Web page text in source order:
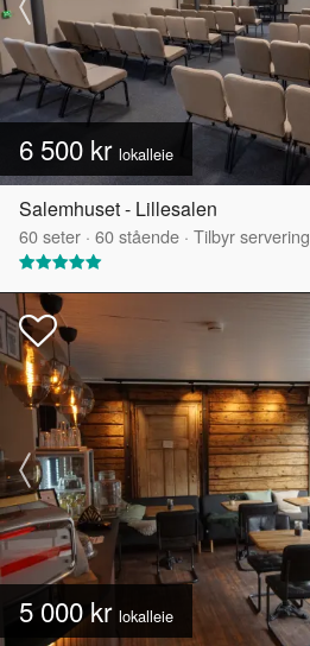
6 500 kr lokalleie
Salemhuset - Lillesalen
60seter · 60stående · Tilbyr servering
5 000 kr lokalleie